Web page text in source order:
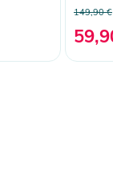
149,90 €